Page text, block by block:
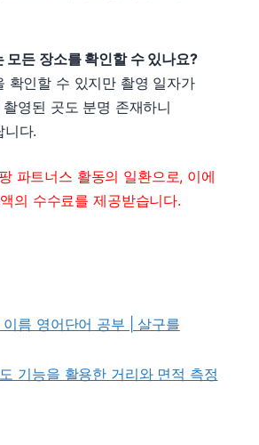
모든 장소를 확인할 수 있나요?
확인할 수 있지만 촬영 일자가
영된 곳도 분명 존재하니
니다.
파트너스 활동의 일환으로, 이에
의 수수료를 제공받습니다.
름 영어단어 공부 | 살구를
기능을 활용한 거리와 면적 측정